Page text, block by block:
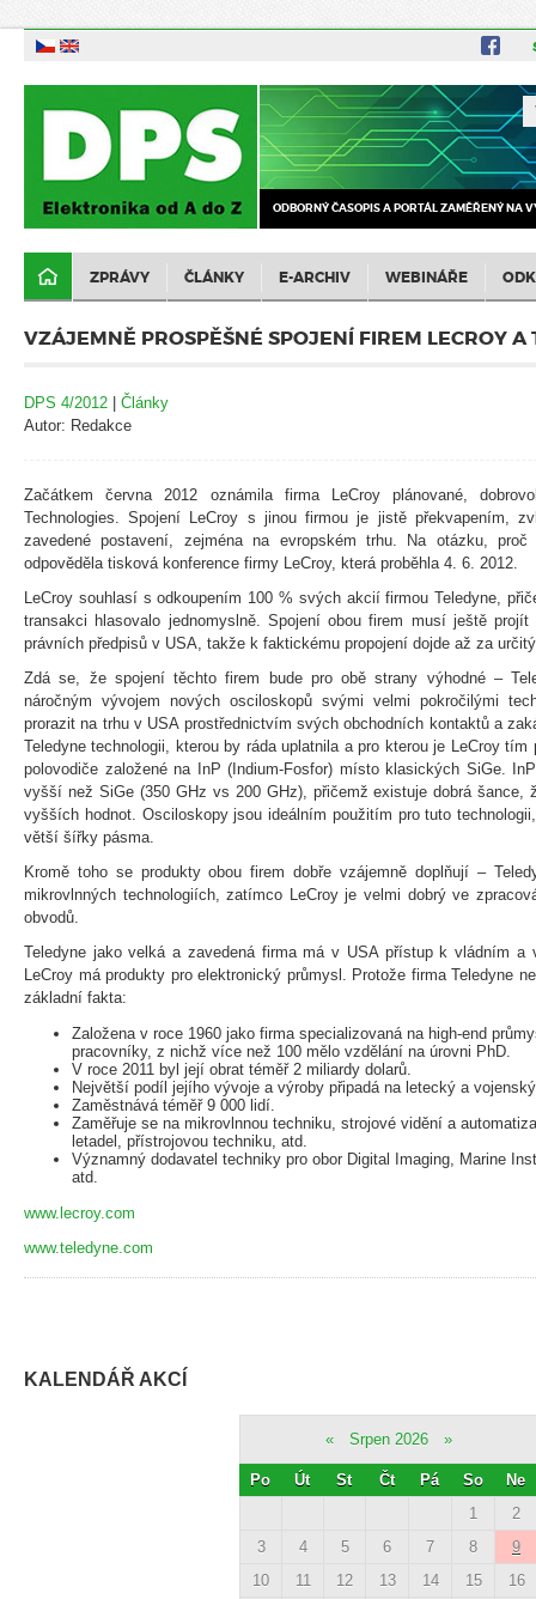
ODBORNÝ ČASOPIS A PORTÁL ZAMĚŘENÝ NA
ZPRÁVY ČLÁNKY E-ARCHIV WEBINÁŘE
VZÁJEMNĚ PROSPĚŠNÉ SPOJENÍ FIREM LECROY A
DPS 4/2012 | Články
Autor: Redakce
Začátkem června 2012 oznámila firma LeCroy plánované,
Technologies. Spojení LeCroy s jinou firmou je jistě překvapením,
zavedené postavení, zejména na evropském trhu. Na otázku,
odpověděla tisková konference firmy LeCroy, která proběhla 4. 6. 2012.
LeCroy souhlasí s odkoupením 100 % svých akcií firmou Teledyne,
transakci hlasovalo jednomyslně. Spojení obou firem musí ještě projít
právních předpisů v USA, takže k faktickému propojení dojde až za
Zdá se, že spojení těchto firem bude pro obě strany výhodné –
náročným vývojem nových osciloskopů svými velmi pokročilými
prorazit na trhu v USA prostřednictvím svých obchodních kontaktů a
Teledyne technologii, kterou by ráda uplatnila a pro kterou je LeCroy
polovodiče založené na InP (Indium-Fosfor) místo klasických SiGe.
vyšší než SiGe (350 GHz vs 200 GHz), přičemž existuje dobrá šance,
vyšších hodnot. Osciloskopy jsou ideálním použitím pro tuto
větší šířky pásma.
Kromě toho se produkty obou firem dobře vzájemně doplňují –
mikrovlnných technologiích, zatímco LeCroy je velmi dobrý ve
obvodů.
Teledyne jako velká a zavedená firma má v USA přístup k vládním a
LeCroy má produkty pro elektronický průmysl. Protože firma Teledyne
základní fakta:
Založena v roce 1960 jako firma specializovaná na high-end
pracovníky, z nichž více než 100 mělo vzdělání na úrovni PhD.
V roce 2011 byl její obrat téměř 2 miliardy dolarů.
Největší podíl jejího vývoje a výroby připadá na letecký a
Zaměstnává téměř 9 000 lidí.
Zaměřuje se na mikrovlnnou techniku, strojové vidění a
letadel, přístrojovou techniku, atd.
Významný dodavatel techniky pro obor Digital Imaging, Marine
atd.
www.lecroy.com
www.teledyne.com
KALENDÁŘ AKCÍ
« Srpen 2026 »
Po Út St Čt Pá So
Ne
1
2
3
4 5 6 7 8
9
10
11 12 13 14 15
16